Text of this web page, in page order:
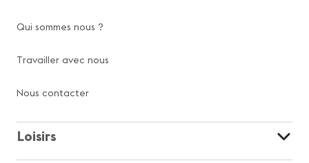
Qui sommes nous ?
Travailler avec nous
Nous contacter
Loisirs